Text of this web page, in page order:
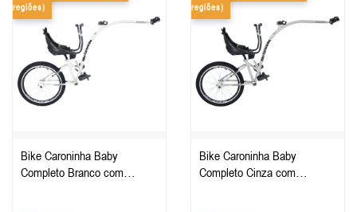
regiões)
Bike Caroninha Baby
Completo Branco com
regiões)
Bike Caroninha Baby
Completo Cinza com